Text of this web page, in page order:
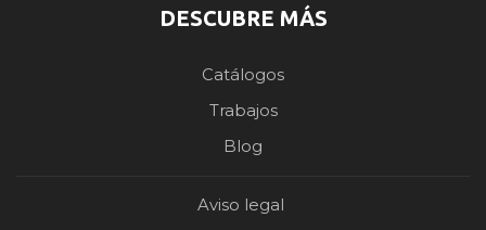
DESCUBRE MÁS
Catálogos
Trabajos
Blog
Aviso legal